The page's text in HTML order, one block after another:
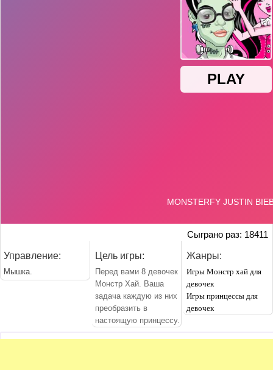
Сыграно раз: 18411
Управление:
Мышка.
Цель игры:
Перед вами 8 девочек
Монстр Хай. Ваша
задача каждую из них
преобразить в
настоящую принцессу.
Жанры:
Игры Монстр хай для
девочек
Игры принцессы для
девочек